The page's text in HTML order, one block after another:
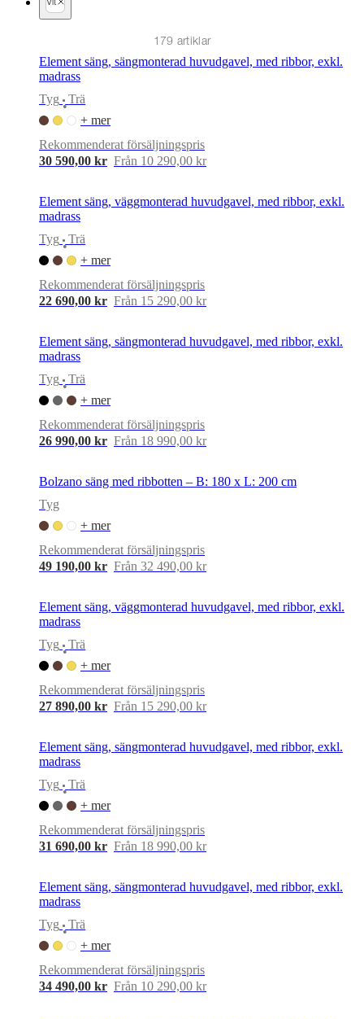
Handelsprogram
179 artiklar
Element säng, sängmonterad huvudgavel, med ribbor, exkl.
madrass
Tyg
•
Trä
+ mer
Rekommenderat försäljningspris
30 590,00 kr Från 10 290,00 kr
Element säng, väggmonterad huvudgavel, med ribbor, exkl.
madrass
Tyg
•
Trä
+ mer
Rekommenderat försäljningspris
22 690,00 kr Från 15 290,00 kr
Element säng, sängmonterad huvudgavel, med ribbor, exkl.
madrass
Tyg
•
Trä
+ mer
Rekommenderat försäljningspris
26 990,00 kr Från 18 990,00 kr
Bolzano säng med ribbotten – B: 180 x L: 200 cm
Tyg
+ mer
Rekommenderat försäljningspris
49 190,00 kr Från 32 490,00 kr
Element säng, väggmonterad huvudgavel, med ribbor, exkl.
madrass
Tyg
•
Trä
+ mer
Rekommenderat försäljningspris
27 890,00 kr Från 15 290,00 kr
Element säng, sängmonterad huvudgavel, med ribbor, exkl.
madrass
Tyg
•
Trä
+ mer
Rekommenderat försäljningspris
31 690,00 kr Från 18 990,00 kr
Element säng, sängmonterad huvudgavel, med ribbor, exkl.
madrass
Tyg
•
Trä
+ mer
Rekommenderat försäljningspris
34 490,00 kr Från 10 290,00 kr